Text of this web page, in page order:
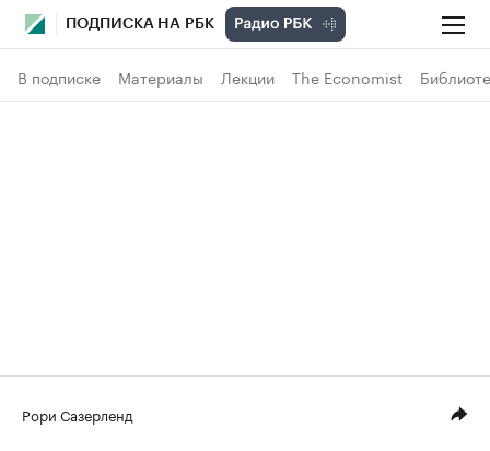
ПОДПИСКА НА РБК
В подписке Материалы Лекции The Economist
Рори Сазерленд